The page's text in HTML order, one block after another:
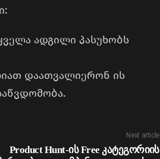
ადგილი პასუხობს
დაათვალიერონ ის
Next article
Product Hunt-ის Free კატეგორიის